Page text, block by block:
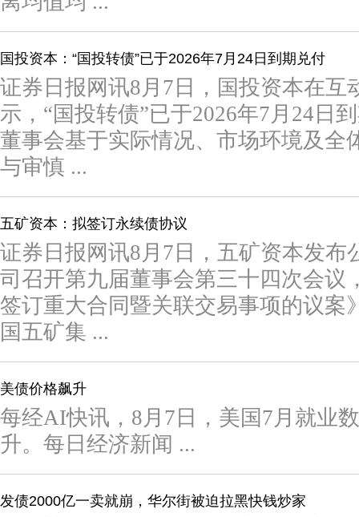
国投资本：“国投转债”已于2026年7月24日到期兑付
证券日报网讯8月7日，国投资本在互
示，“国投转债”已于2026年7月24日
董事会基于实际情况、市场环境及全
与审慎 ...
五矿资本：拟签订永续债协议
证券日报网讯8月7日，五矿资本发布
司召开第九届董事会第三十四次会议
签订重大合同暨关联交易事项的议案
国五矿集 ...
美债价格飙升
每经AI快讯，8月7日，美国7月就业
升。每日经济新闻 ...
发债2000亿一卖就崩，华尔街被迫拉黑快钱炒家